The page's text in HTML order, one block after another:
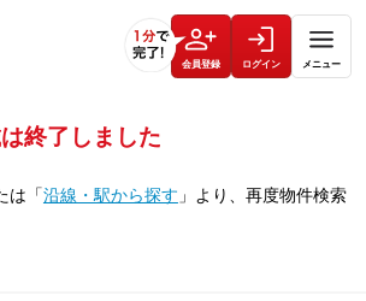
会員登録 ログイン メニュー
終了しました
は 「沿線・駅から探す 」 より、再度物件検索